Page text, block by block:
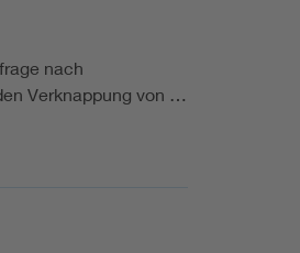
nach
Verknappung von …